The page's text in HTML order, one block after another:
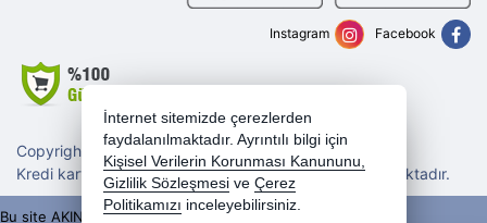
Copyright 2026 morotogrup.com - Tüm hakları saklıdır.
Kredi kartı bilgileriniz 256bit SSL sertifikası ile korunmaktadır.
Facebook
Instagram
Bu site AKINSOFT E-Ticaret ile hazırlanmıştır.
İnternet sitemizde çerezlerden
faydalanılmaktadır. Ayrıntılı bilgi için
Kişisel Verilerin Korunması Kanununu,
Gizlilik Sözleşmesi ve Çerez
Politikamızı inceleyebilirsiniz.